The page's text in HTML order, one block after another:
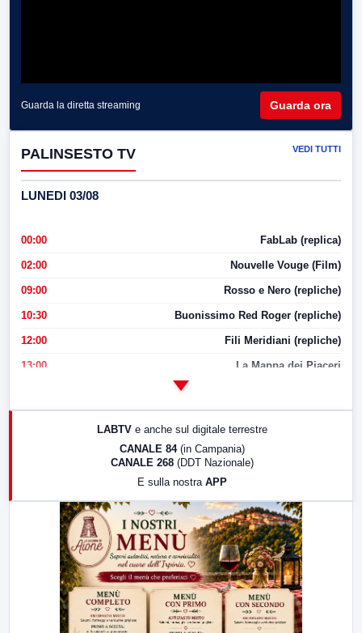
Guarda la diretta streaming Guarda ora
PALINSESTO TV VEDI TUTTI
LUNEDI 03/08
00:00 FabLab (replica)
02:00 Nouvelle Vouge (Film)
09:00 Rosso e Nero (repliche)
10:30 Buonissimo Red Roger (repliche)
12:00 Fili Meridiani (repliche)
13:00 La Mappa dei Piaceri
17:00 LabNews (replica)
LabNews (replica)
LABTV e anche sul digitale terrestre
CANALE 84 (in Campania)
CANALE 268 (DDT Nazionale)
E sulla nostra APP